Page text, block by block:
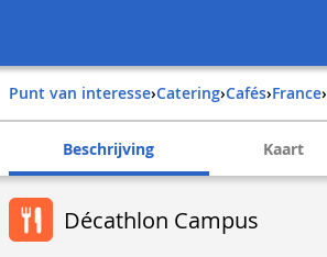
Punt van interesse› Catering› Cafés› france›
Beschrijving Kaart
Décathlon Campus